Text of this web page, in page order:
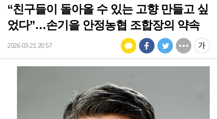
“친구들이 돌아올 수 있는 고향 만들고 싶
었다”…손기을 안정농협 조합장의 약속
2026-03-21 20:57